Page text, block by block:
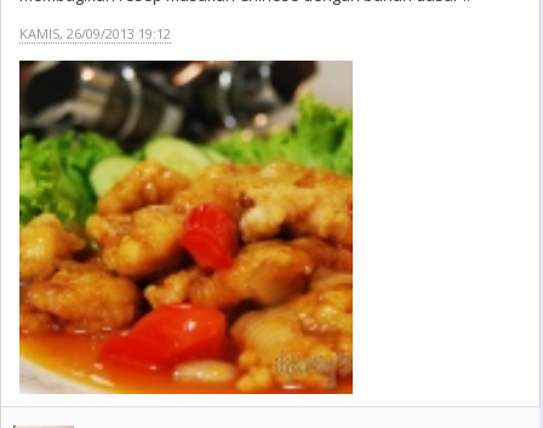
KAMIS, 26/09/2013 19:12